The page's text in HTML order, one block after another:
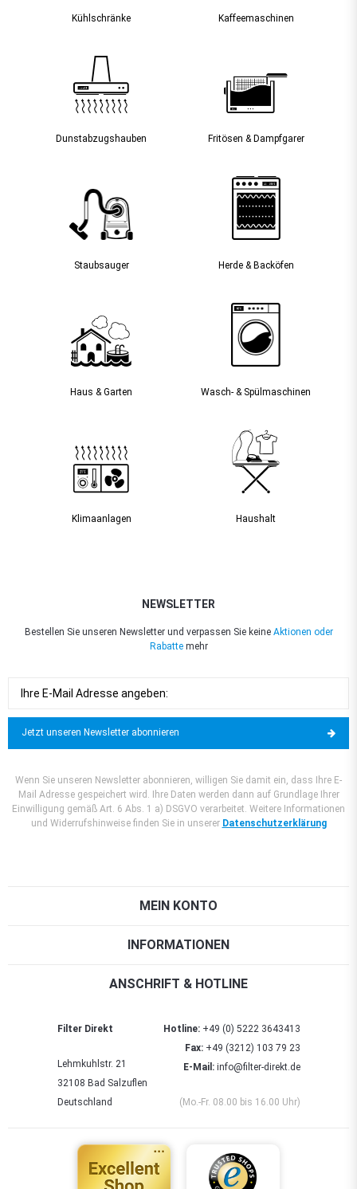
Kühlschränke Kaffee­maschinen
Dunst­abzugs­hauben Fritösen & Dampfgarer
Staubsauger­ Herde & Backöfen
Haus & Garten Wasch- & Spülmaschinen
Klimaanlagen Haushalt
NEWSLETTER
Bestellen Sie unseren Newsletter und verpassen Sie keine Aktionen oder
Rabattemehr
Jetzt unseren Newsletter abonnieren
Wenn Sie unseren Newsletter abonnieren, willigen Sie damit ein, dass Ihre E-
Mail Adresse gespeichert wird. Ihre Daten werden dann auf Grundlage Ihrer
Einwilligung gemäß Art. 6 Abs. 1 a) DSGVO verarbeitet. Weitere Informationen
und Widerrufshinweise finden Sie in unserer Datenschutzerklärung
MEIN KONTO
INFORMATIONEN
ANSCHRIFT & HOTLINE
Filter Direkt
Lehmkuhlstr. 21
32108 Bad Salzuflen
Deutschland
Hotline:+49 (0) 5222 3643413
Fax:+49 (3212) 103 79 23
E-Mail:info@filter-direkt.de
(Mo.-Fr. 08.00 bis 16.00 Uhr)